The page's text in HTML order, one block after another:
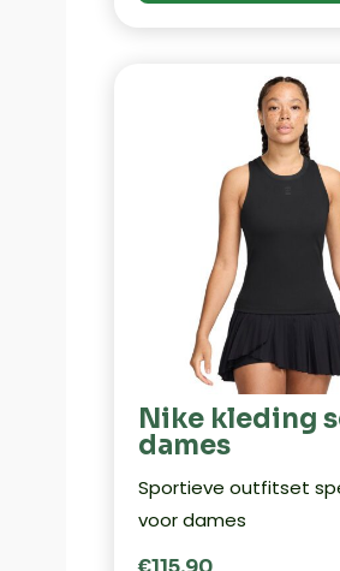
Nike kleding
dames
Sportieve outfitset
voor dames